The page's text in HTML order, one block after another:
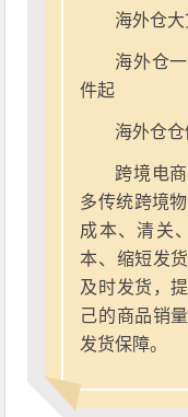
海外仓
海外仓
件起
海外仓
跨境电
多传统跨境
成本、清关
本、缩短发
及时发货，
己的商品销
发货保障。